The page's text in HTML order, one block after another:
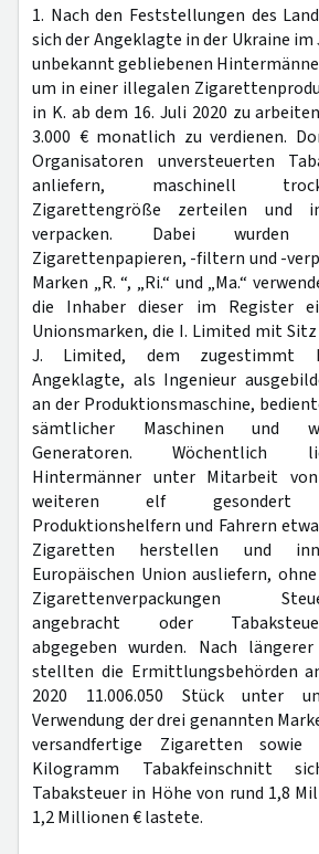
1. Nach den Feststellungen des
sich der Angeklagte in der Ukraine im
unbekannt gebliebenen
um in einer illegalen
in K. ab dem 16. Juli 2020 zu
3.000 € monatlich zu verdienen.
Organisatoren unversteuerten
anliefern, maschinell
Zigarettengröße zerteilen und
verpacken. Dabei
Zigarettenpapieren, -filtern und -
Marken „R. “, „Ri.“ und „Ma.“
die Inhaber dieser im Register
Unionsmarken, die I. Limited mit Sitz
J. Limited, dem zugestimmt
Angeklagte, als Ingenieur
an der Produktionsmaschine,
sämtlicher Maschinen und
Generatoren. Wöchentlich
Hintermänner unter Mitarbeit
weiteren elf gesondert
Produktionshelfern und Fahrern
Zigaretten herstellen und
Europäischen Union ausliefern,
Zigarettenverpackungen
angebracht oder
abgegeben wurden. Nach
stellten die Ermittlungsbehörden
2020 11.006.050 Stück unter
Verwendung der drei genannten
versandfertige Zigaretten sowie
Kilogramm Tabakfeinschnitt
Tabaksteuer in Höhe von rund 1,8
1,2 Millionen € lastete.